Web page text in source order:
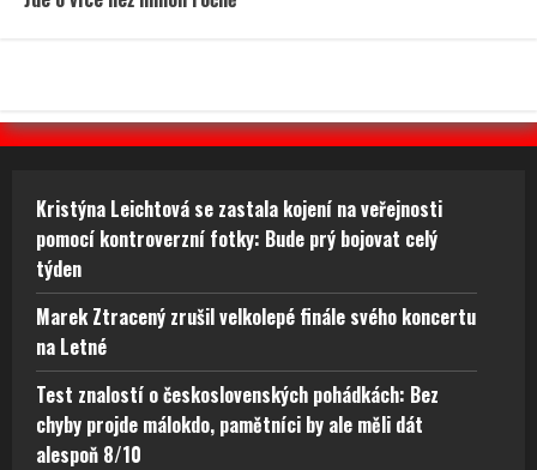
Kristýna Leichtová se zastala kojení na veřejnosti
pomocí kontroverzní fotky: Bude prý bojovat celý
týden
Marek Ztracený zrušil velkolepé finále svého koncertu
na Letné
Test znalostí o československých pohádkách: Bez
chyby projde málokdo, pamětníci by ale měli dát
alespoň 8/10